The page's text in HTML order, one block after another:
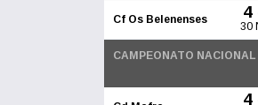
Cf Os Belenenses 4
30
CAMPEONATO
4